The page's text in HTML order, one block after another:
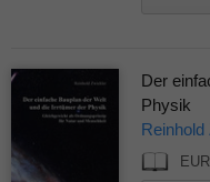
Der
Physik